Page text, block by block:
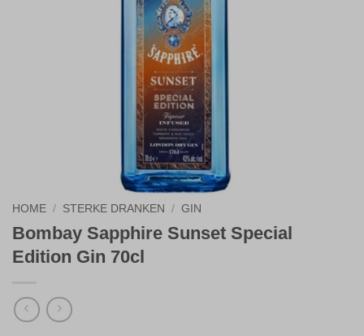
HOME / STERKE DRANKEN / GIN
Bombay Sapphire Sunset Special
Edition Gin 70cl